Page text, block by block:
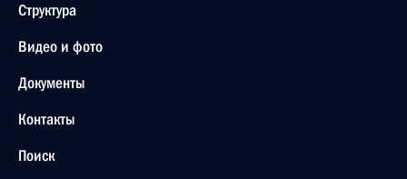
Структура
Видео и фото
Документы
Контакты
Поиск